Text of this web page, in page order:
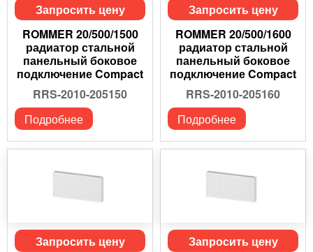
Запросить цену
ROMMER 20/500/1500
радиатор стальной
панельный боковое
подключение Compact
RRS-2010-205150
Подробнее
Запросить цену
ROMMER 20/500/1600
радиатор стальной
панельный боковое
подключение Compact
RRS-2010-205160
Подробнее
Запросить цену
Запросить цену